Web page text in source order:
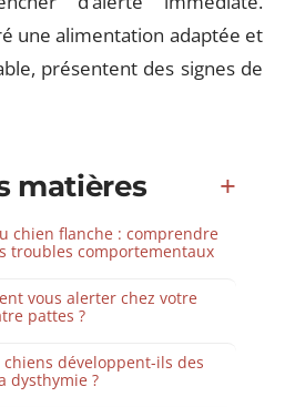
une alimentation adaptée et
présentent des signes de
matières
chien flanche : comprendre
troubles comportementaux
vous alerter chez votre
pattes ?
développent-ils des
dysthymie ?